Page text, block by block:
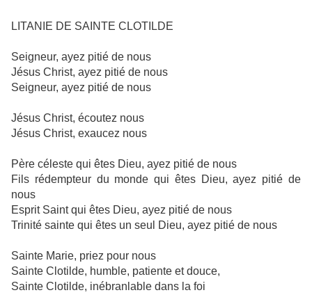
LITANIE DE SAINTE CLOTILDE
Seigneur, ayez pitié de nous
Jésus Christ, ayez pitié de nous
Seigneur, ayez pitié de nous
Jésus Christ, écoutez nous
Jésus Christ, exaucez nous
Père céleste qui êtes Dieu, ayez pitié de nous
Fils rédempteur du monde qui êtes Dieu, ayez pitié de
nous
Esprit Saint qui êtes Dieu, ayez pitié de nous
Trinité sainte qui êtes un seul Dieu, ayez pitié de nous
Sainte Marie, priez pour nous
Sainte Clotilde, humble, patiente et douce,
Sainte Clotilde, inébranlable dans la foi